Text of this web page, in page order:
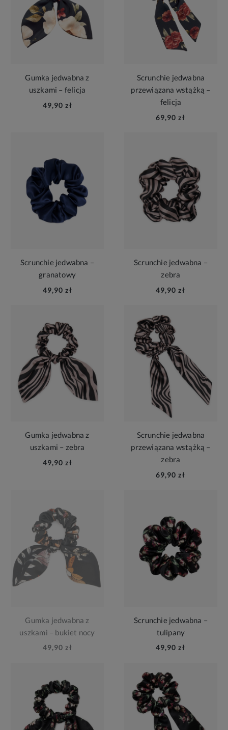
Gumka jedwabna z
uszkami – felicja
49,90 zł
Scrunchie jedwabna
przewiązana wstążką –
felicja
69,90 zł
Scrunchie jedwabna –
granatowy
49,90 zł
Scrunchie jedwabna –
zebra
49,90 zł
Gumka jedwabna z
uszkami – zebra
49,90 zł
Scrunchie jedwabna
przewiązana wstążką –
zebra
69,90 zł
Gumka jedwabna z
uszkami – bukiet nocy
49,90 zł
Scrunchie jedwabna –
tulipany
49,90 zł